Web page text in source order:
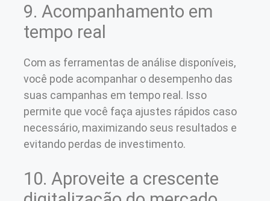
9. Acompanhamento em
tempo real
Com as ferramentas de análise disponíveis,
você pode acompanhar o desempenho das
suas campanhas em tempo real. Isso
permite que você faça ajustes rápidos caso
necessário, maximizando seus resultados e
evitando perdas de investimento.
10. Aproveite a crescente